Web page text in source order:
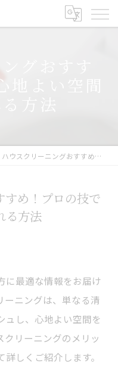
グおすす
よい空間
方法
ハウスクリーニングおすすめ！プロの技で心地よい空間を手に入れる方法
すめ！プロの技で
る方法
に最適な情報をお届け
ーニングは、単なる清
ュし、心地よい空間を
クリーニングのメリッ
しくご紹介します。